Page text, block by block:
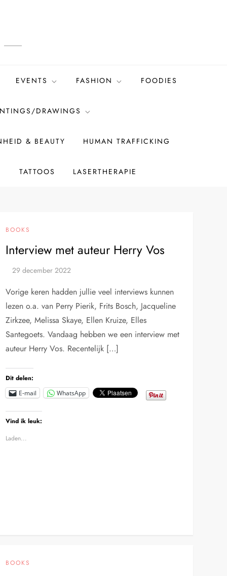
EVENTS FASHION FOODIES
DRAWINGS
& BEAUTY HUMAN TRAFFICKING
TATTOOS LASERTHERAPIE
BOOKS
Interview met auteur Herry Vos
Vorige keren hadden jullie veel interviews kunnen
lezen o.a. van Perry Pierik, Frits Bosch, Jacqueline
Zirkzee, Melissa Skaye, Ellen Kruize, Elles
Santegoets. Vandaag hebben we een interview met
auteur Herry Vos. Recentelijk […]
Dit delen:
E-mail WhatsApp
Vind ik leuk:
Laden...
BOOKS